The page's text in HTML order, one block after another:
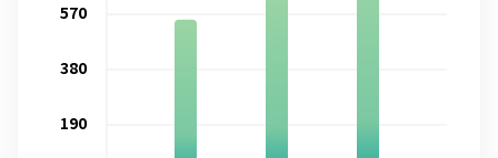
190
380
570